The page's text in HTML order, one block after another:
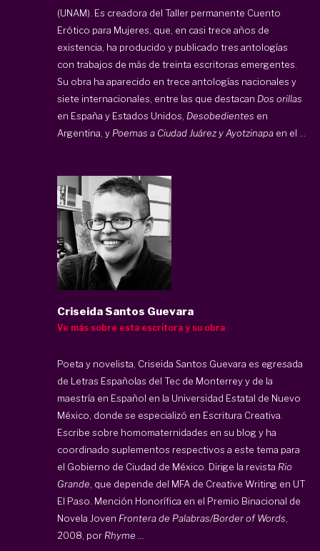
(UNAM). Es creadora del Taller permanente Cuento
Erótico para Mujeres, que, en casi trece años de
existencia, ha producido y publicado tres antologías
con trabajos de más de treinta escritoras emergentes.
Su obra ha aparecido en trece antologías nacionales y
siete internacionales, entre las que destacan Dos orillas
en España y Estados Unidos, Desobedientes en
Argentina, y Poemas a Ciudad Juárez y Ayotzinapa en el ...
Criseida Santos Guevara
Ve más sobre esta escritora y su obra
Poeta y novelista, Criseida Santos Guevara es egresada
de Letras Españolas del Tec de Monterrey y de la
maestría en Español en la Universidad Estatal de Nuevo
México, donde se especializó en Escritura Creativa.
Escribe sobre homomaternidades en su blog y ha
coordinado suplementos respectivos a este tema para
el Gobierno de Ciudad de México. Dirige la revista Rio
Grande , que depende del MFA de Creative Writing en UT
El Paso. Mención Honorífica en el Premio Binacional de
Novela Joven Frontera de Palabras/Border of Words
2008, por Rhyme ...